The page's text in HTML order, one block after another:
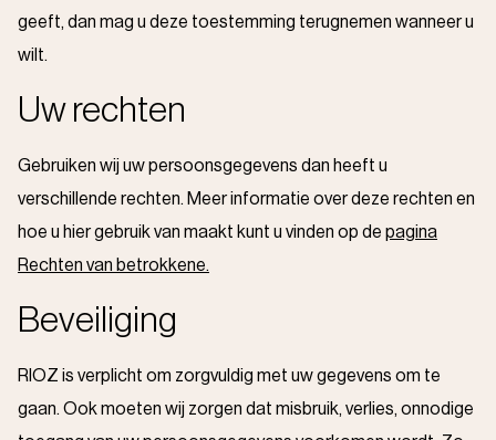
geeft, dan mag u deze toestemming terugnemen wanneer u
wilt.
Uw rechten
Gebruiken wij uw persoonsgegevens dan heeft u
verschillende rechten. Meer informatie over deze rechten en
hoe u hier gebruik van maakt kunt u vinden op de pagina
Rechten van betrokkene.
Beveiliging
RIOZ is verplicht om zorgvuldig met uw gegevens om te
gaan. Ook moeten wij zorgen dat misbruik, verlies, onnodige